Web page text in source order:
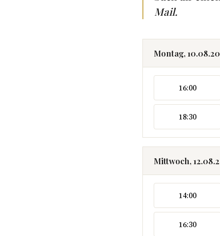
Mail.
Montag,
16:00
18:30
Mittwoch,
14:00
16:30